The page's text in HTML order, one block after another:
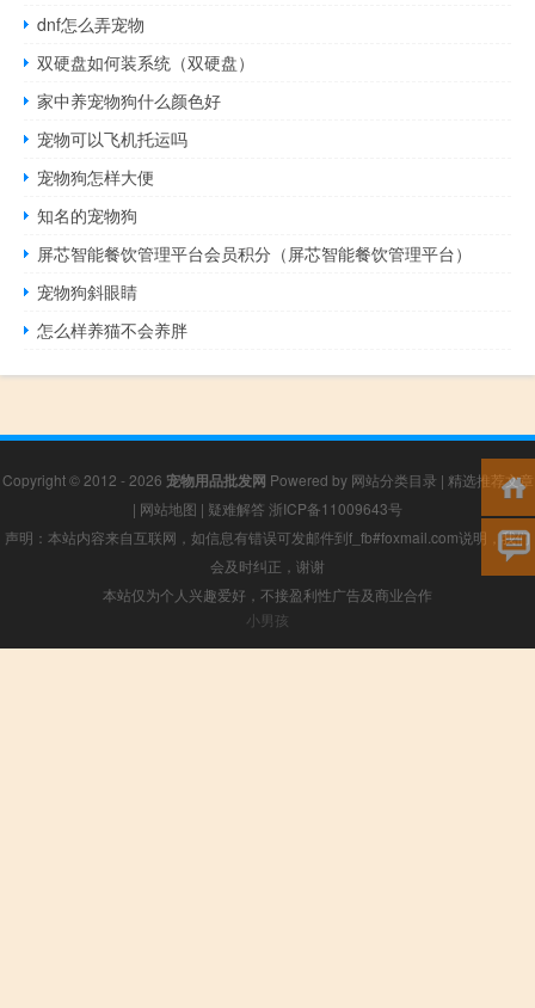
dnf怎么弄宠物
双硬盘如何装系统（双硬盘）
家中养宠物狗什么颜色好
宠物可以飞机托运吗
宠物狗怎样大便
知名的宠物狗
屏芯智能餐饮管理平台会员积分（屏芯智能餐饮管理平台）
宠物狗斜眼睛
怎么样养猫不会养胖
Copyright © 2012 - 2026 宠物用品批发网 Powered by 网站分类目录 | 精选推荐文章
| 网站地图 | 疑难解答 浙ICP备11009643号
声明：本站内容来自互联网，如信息有错误可发邮件到f_fb#foxmail.com说明，我们
会及时纠正，谢谢
本站仅为个人兴趣爱好，不接盈利性广告及商业合作
小男孩